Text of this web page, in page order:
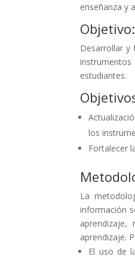
enseñanza y
Objetivo:
Desarrollar y
estudiantes.
los
Fortalecer
La
información
aprendizaje,
aprendizaje.
El uso de